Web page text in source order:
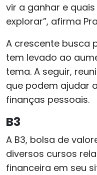
vir a ganhar e
explorar”, afirma
A crescente busca
tem levado ao
tema. A seguir,
que podem ajudar
finanças pessoais.
B3
A B3, bolsa de
diversos cursos
financeira em seu